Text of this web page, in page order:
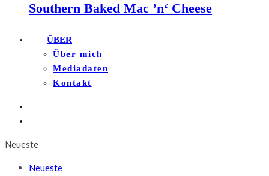
Southern Baked Mac ’n‘ Cheese
ÜBER
Über mich
Mediadaten
Kontakt
Neueste
Neueste